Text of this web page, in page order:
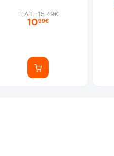
Π.Λ.Τ. : 15.49€
10,99€